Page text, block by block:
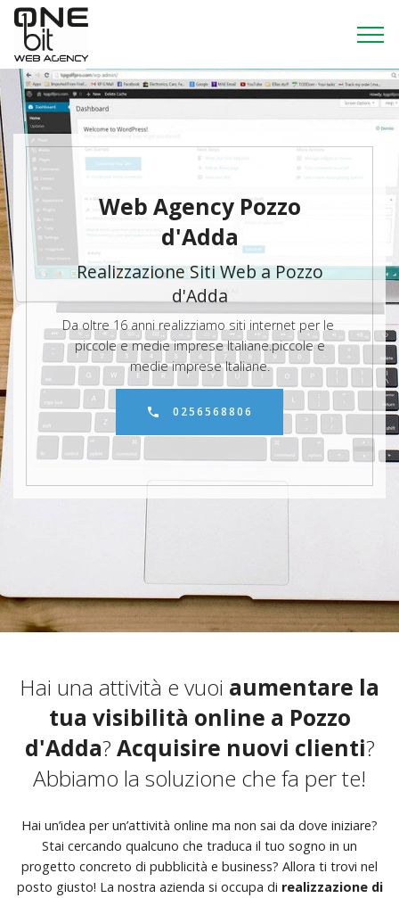
Web Agency Pozzo
d'Adda
Realizzazione Siti Web a Pozzo
d'Adda
Da oltre 16 anni realizziamo siti internet per le
piccole e medie imprese Italiane.piccole e
medie imprese Italiane.
0256568806
Hai una attività e vuoi aumentare la
tua visibilità online a Pozzo
d'Adda? Acquisire nuovi clienti?
Abbiamo la soluzione che fa per te!
Hai un’idea per un’attività online ma non sai da dove iniziare?
Stai cercando qualcuno che traduca il tuo sogno in un
progetto concreto di pubblicità e business? Allora ti trovi nel
posto giusto! La nostra azienda si occupa di realizzazione di